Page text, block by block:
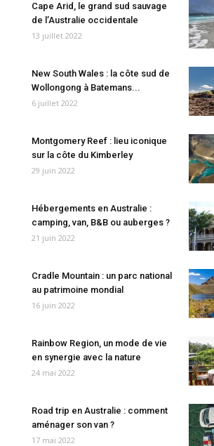
Cape Arid, le grand sud sauvage
de l’Australie occidentale
13 juillet 2022
New South Wales : la côte sud de
Wollongong à Batemans...
6 juillet 2022
Montgomery Reef : lieu iconique
sur la côte du Kimberley
29 juin 2022
Hébergements en Australie :
camping, van, B&B ou auberges ?
21 juin 2022
Cradle Mountain : un parc national
au patrimoine mondial
16 juin 2022
Rainbow Region, un mode de vie
en synergie avec la nature
24 mai 2022
Road trip en Australie : comment
aménager son van ?
17 mai 2022